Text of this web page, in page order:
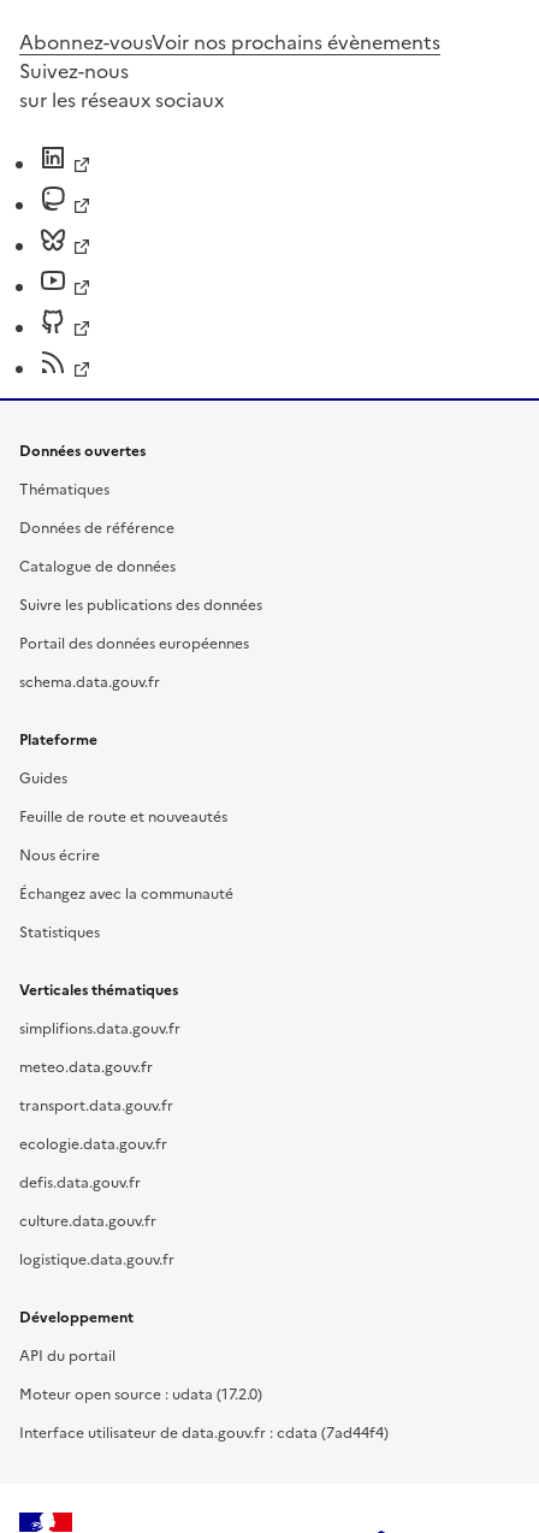
Abonnez-vousVoir nos prochains évènements
Suivez-nous
sur les réseaux sociaux
Données ouvertes
Thématiques
Données de référence
Catalogue de données
Suivre les publications des données
Portail des données européennes
schema.data.gouv.fr
Plateforme
Guides
Feuille de route et nouveautés
Nous écrire
Échangez avec la communauté
Statistiques
Verticales thématiques
simplifions.data.gouv.fr
meteo.data.gouv.fr
transport.data.gouv.fr
ecologie.data.gouv.fr
defis.data.gouv.fr
culture.data.gouv.fr
logistique.data.gouv.fr
Développement
API du portail
Moteur open source : udata (17.2.0)
Interface utilisateur de data.gouv.fr : cdata (7ad44f4)